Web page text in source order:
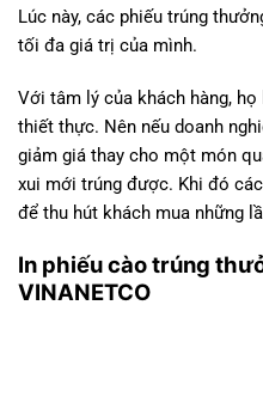
Lúc này, các phiếu trúng
tối đa giá trị của mình.
Với tâm lý của khách hàng,
thiết thực. Nên nếu doanh
giảm giá thay cho một món
xui mới trúng được. Khi đó
để thu hút khách mua những
In phiếu cào trúng
VINANETCO